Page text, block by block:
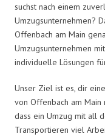
suchst nach einem
Umzugsunternehmen?
Offenbach am Main
Umzugsunternehmen
individuelle Lösungen
Unser Ziel ist es, dir
von Offenbach am Main
dass ein Umzug mit all
Transportieren viel